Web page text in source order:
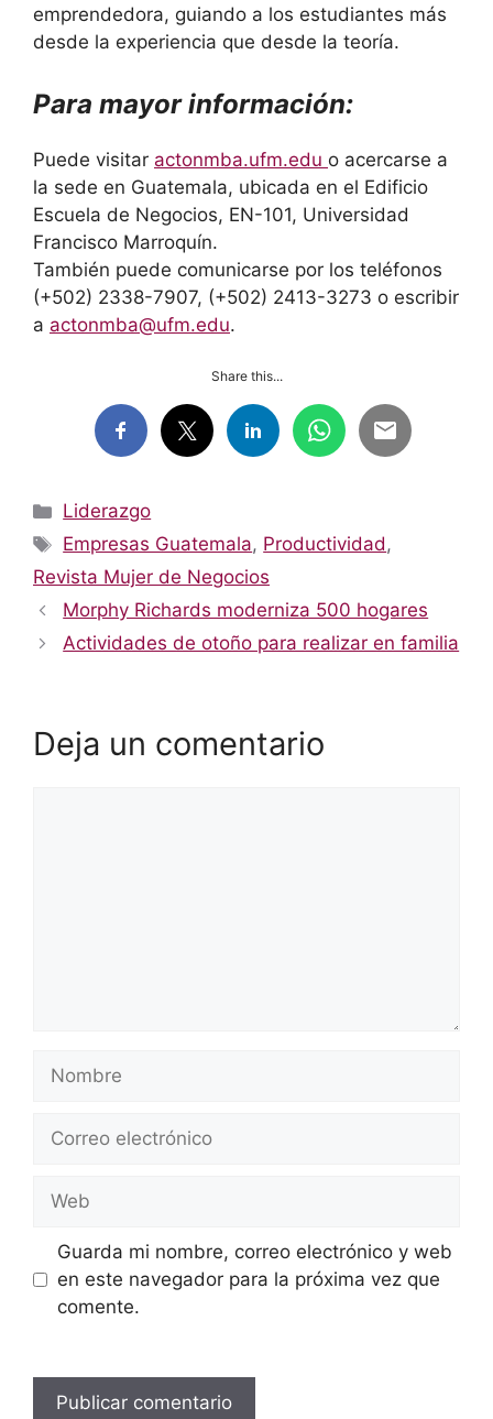
emprendedora, guiando a los estudiantes más
desde la experiencia que desde la teoría.
Para mayor información:
Puede visitar actonmba.ufm.edu o acercarse a
la sede en Guatemala, ubicada en el Edificio
Escuela de Negocios, EN-101, Universidad
Francisco Marroquín.
También puede comunicarse por los teléfonos
(+502) 2338-7907, (+502) 2413-3273 o escribir
a actonmba@ufm.edu.
Share this...
Categorías
Liderazgo
Etiquetas
Empresas Guatemala, Productividad,
Revista Mujer de Negocios
Morphy Richards moderniza 500 hogares
Actividades de otoño para realizar en familia
Deja un comentario
Nombre
Correo
Web
Guarda mi nombre, correo electrónico y web
en este navegador para la próxima vez que
comente.